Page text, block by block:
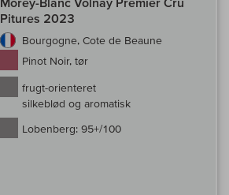
Pitures 2023
Bourgogne, Cote de Beaune
Pinot Noir, tør
frugt-orienteret
silkeblød og aromatisk
Lobenberg: 95+/100